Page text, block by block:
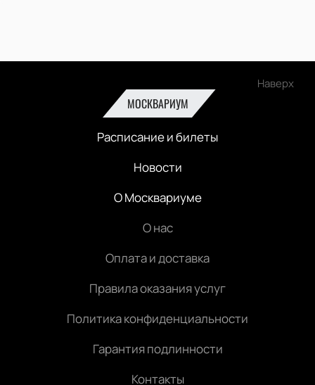
Наверх
МОСКВАРИУМ
Расписание и билеты
Новости
О Москвариуме
О нас
Оплата и доставка
Правила оказания услуг
Политика конфиденциальности
Гарантия подлинности
Контакты